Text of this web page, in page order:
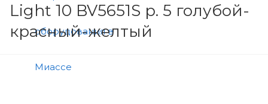
Light 10 BV5651S р. 5 голубой-
красный-желтый